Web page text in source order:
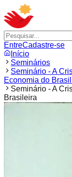
EntreCadastre-se
Início
Seminários
Seminário - A
Economia do
Seminário - A
Brasileira